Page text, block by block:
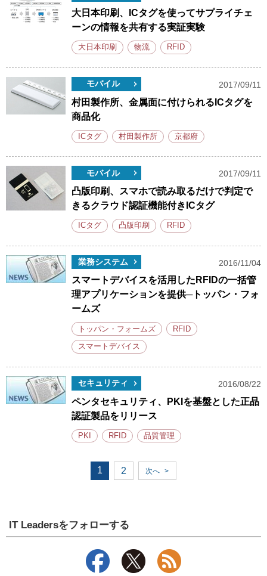
大日本印刷、ICタグを使ってサプライチェ
ーンの情報を共有する実証実験
大日本印刷 物流 RFID
モバイル 2017/09/11
村田製作所、金属面に付けられるICタグを
商品化
ICタグ 村田製作所 京都府
モバイル 2017/09/11
凸版印刷、スマホで読み取るだけで判定で
きるクラウド認証機能付きICタグ
ICタグ 凸版印刷 RFID
業務システム 2016/11/04
スマートデバイスを活用したRFIDの一括管
理アプリケーションを提供─トッパン・フォ
ームズ
トッパン・フォームズ RFID
スマートデバイス
セキュリティ 2016/08/22
ペンタセキュリティ、PKIを基盤とした正品
認証製品をリリース
PKI RFID 品質管理
1 2 次へ >
IT Leadersをフォローする